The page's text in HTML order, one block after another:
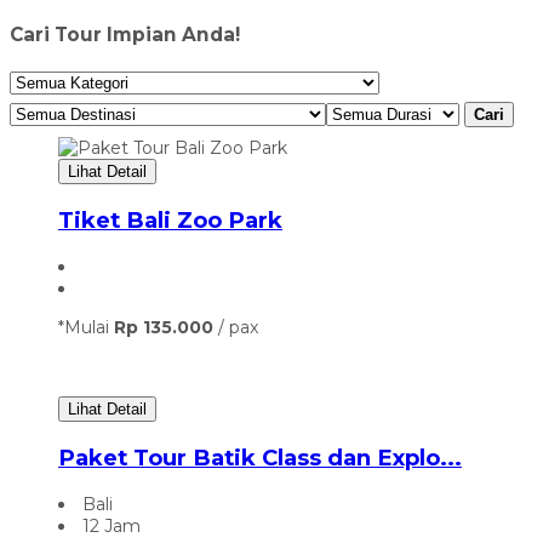
Cari Tour Impian Anda!
Cari
Lihat Detail
Tiket Bali Zoo Park
*Mulai Rp 135.000 / pax
Lihat Detail
Paket Tour Batik Class dan Explo...
Bali
12 Jam